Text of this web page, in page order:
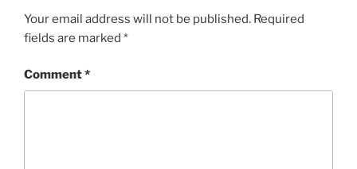
Your email address will not be published. Required
fields are marked *
Comment*